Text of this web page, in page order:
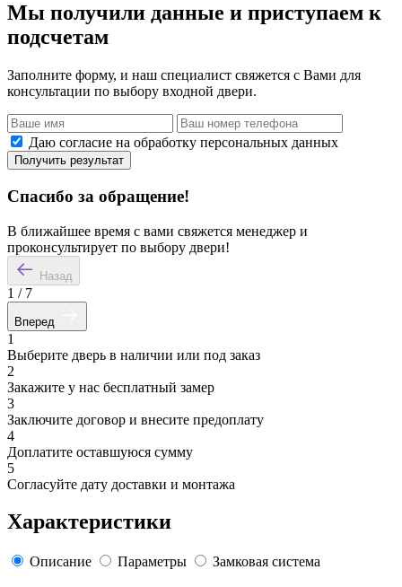
Мы получили данные и приступаем к
подсчетам
Заполните форму, и наш специалист свяжется с Вами для
консультации по выбору входной двери.
Даю согласие на обработку персональных данных
Получить результат
Спасибо за обращение!
В ближайшее время с вами свяжется менеджер и
проконсультирует по выбору двери!
Назад
1 / 7
Вперед
1
Выберите дверь в наличии или под заказ
2
Закажите у нас бесплатный замер
3
Заключите договор и внесите предоплату
4
Доплатите оставшуюся сумму
5
Согласуйте дату доставки и монтажа
Характеристики
Описание Параметры Замковая система